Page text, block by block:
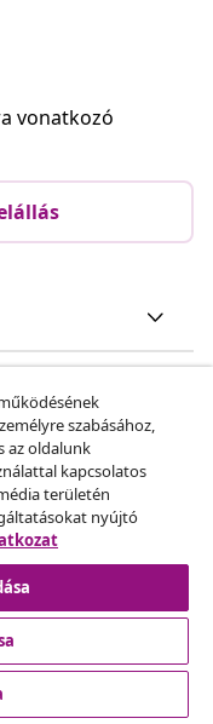
vonatkozó
szabásához,
az oldalunk
kapcsolatos
területén
nyújtó